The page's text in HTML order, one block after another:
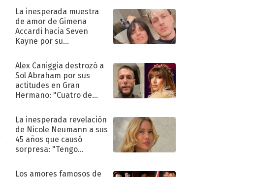
La inesperada muestra
de amor de Gimena
Accardi hacia Seven
Kayne por su
Alex Caniggia destrozó a
Sol Abraham por sus
actitudes en Gran
Hermano: "Cuatro de
La inesperada revelación
de Nicole Neumann a sus
45 años que causó
sorpresa: "Tengo
Los amores famosos de